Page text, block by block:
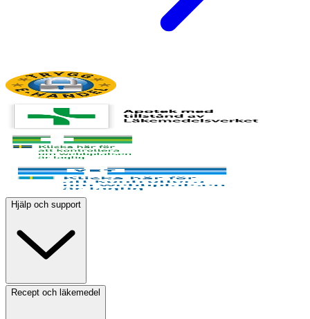
Hjälp och support
Recept och läkemedel